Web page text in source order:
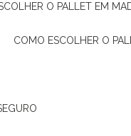
O PALLET EM
COMO ESCOLHER O